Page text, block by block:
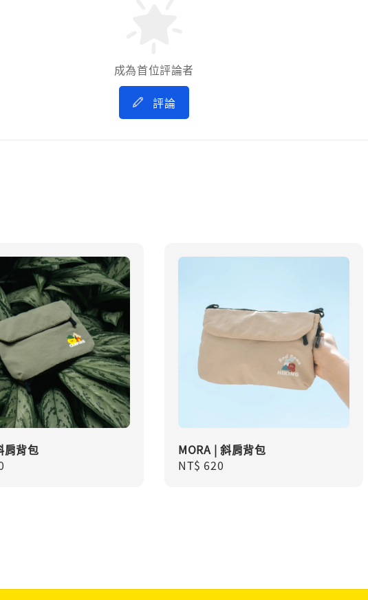
成為首位評論者
評論
肩背包
MORA | 斜肩背包
Regular
NT$ 620